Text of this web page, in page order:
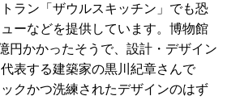
ラン「ザウルスキッチン」でも恐
ーなどを提供しています。博物館
円かかったそうで、設計・デザイン
表する建築家の黒川紀章さんで
クかつ洗練されたデザインのはず